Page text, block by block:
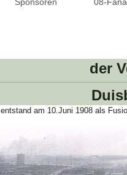
der
am 10.Juni 1908 als